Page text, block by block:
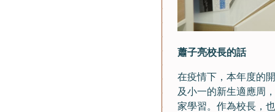
蕭子亮校長的話
在疫情下，本年度的
及小一的新生適應周
家學習。作為校長，